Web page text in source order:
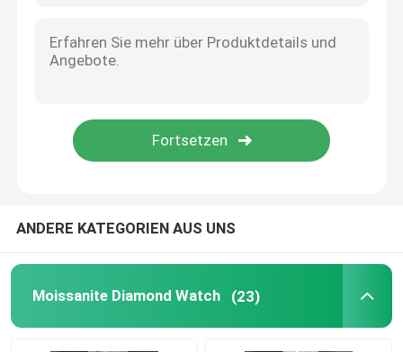
Uhr Moissanite AP
ANDERE KATEGORIEN AUS UNS
Moissanite Diamond Watch (23)